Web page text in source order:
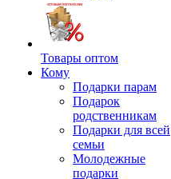
Товары оптом
Кому
Подарки парам
Подарок
родственникам
Подарки для всей
семьи
Молодежные
подарки